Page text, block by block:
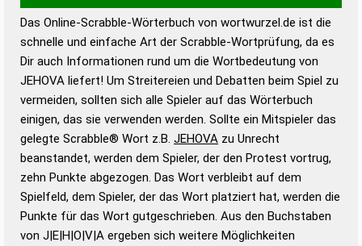
Wortwurzel liefert mit Hilfe eines semantischen
Wortanalyse-Algorithmus gute Anhaltspunkte zu
Wortbedeutung, Worttrennung und Wortform, um die
Gültigkeit eines Wortes für das Scrabble-Spiel zu
bestimmen!
zugelassene Turnier Scrabble-
Wörterbücher sind:
Duden – Standardwerk in 12 Bänden
Duden – Richtiges und gutes
Deutsch
Duden – Die deutsche Grammatik
Das Online-Scrabble-Wörterbuch von wortwurzel.de ist die
schnelle und einfache Art der Scrabble-Wortprüfung, da es
Dir auch Informationen rund um die Wortbedeutung von
JEHOVA liefert! Um Streitereien und Debatten beim Spiel zu
vermeiden, sollten sich alle Spieler auf das Wörterbuch
einigen, das sie verwenden werden. Sollte ein Mitspieler das
gelegte Scrabble® Wort z.B. JEHOVA zu Unrecht
beanstandet, werden dem Spieler, der den Protest vortrug,
zehn Punkte abgezogen. Das Wort verbleibt auf dem
Spielfeld, dem Spieler, der das Wort platziert hat, werden die
Punkte für das Wort gutgeschrieben. Aus den Buchstaben
von J|E|H|O|V|A ergeben sich weitere Möglichkeiten